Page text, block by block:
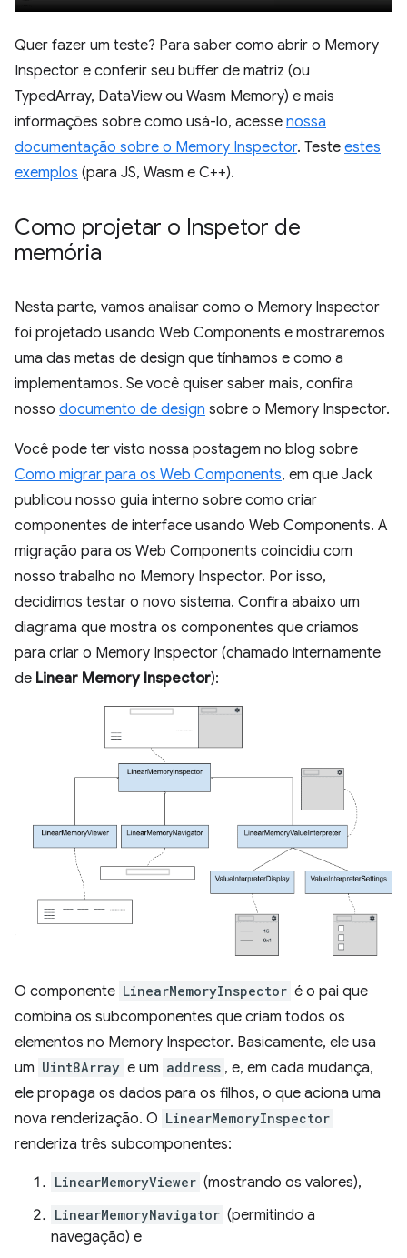
Quer fazer um teste? Para saber como abrir o Memory
Inspector e conferir seu buffer de matriz (ou
TypedArray, DataView ou Wasm Memory) e mais
informações sobre como usá-lo, acesse nossa
documentação sobre o Memory Inspector. Teste estes
exemplos (para JS, Wasm e C++).
Como projetar o Inspetor de
memória
Nesta parte, vamos analisar como o Memory Inspector
foi projetado usando Web Components e mostraremos
uma das metas de design que tínhamos e como a
implementamos. Se você quiser saber mais, confira
nosso documento de design sobre o Memory Inspector.
Você pode ter visto nossa postagem no blog sobre
Como migrar para os Web Components, em que Jack
publicou nosso guia interno sobre como criar
componentes de interface usando Web Components. A
migração para os Web Components coincidiu com
nosso trabalho no Memory Inspector. Por isso,
decidimos testar o novo sistema. Confira abaixo um
diagrama que mostra os componentes que criamos
para criar o Memory Inspector (chamado internamente
de Linear Memory Inspector):
O componente LinearMemoryInspector é o pai que
combina os subcomponentes que criam todos os
elementos no Memory Inspector. Basicamente, ele usa
um Uint8Array e um address , e, em cada mudança,
ele propaga os dados para os filhos, o que aciona uma
nova renderização. O LinearMemoryInspector
renderiza três subcomponentes:
LinearMemoryViewer (mostrando os valores),
LinearMemoryNavigator (permitindo a
navegação) e